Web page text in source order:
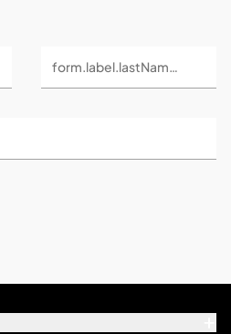
form.label.lastName *